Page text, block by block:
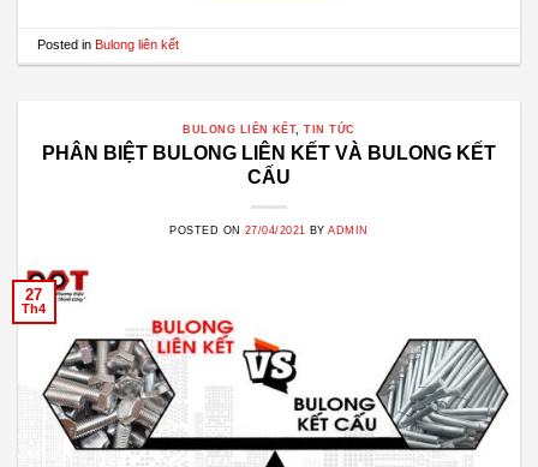
Posted in Bulong liên kết
BULONG LIÊN KẾT,TIN TỨC
PHÂN BIỆT BULONG LIÊN KẾT VÀ BULONG KẾT
CẤU
POSTED ON 27/04/2021 BYADMIN
27
Th4